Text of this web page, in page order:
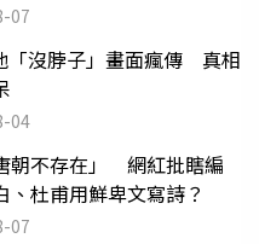
07
「沒脖子」畫面瘋傳 真相
04
朝不存在」 網紅批瞎編
、杜甫用鮮卑文寫詩？
07